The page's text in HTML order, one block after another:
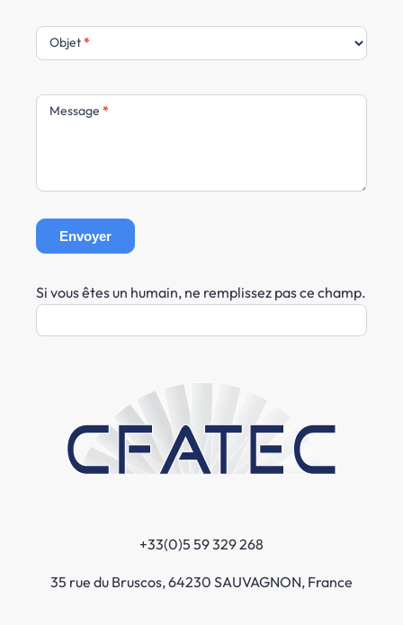
Objet*
Message *
Envoyer
Si vous êtes un humain, ne remplissez pas ce champ.
+33(0)5 59 329 268
35 rue du Bruscos, 64230 SAUVAGNON, France